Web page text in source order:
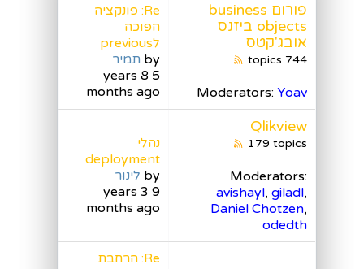
פורום business
objects ביזנס
אובג'קטס
744 topics
Moderators: Yoav
Re: פונקציה
הפוכה
לprevious
by תמיר
5 years 8
months ago
Qlikview
179 topics
Moderators:
avishayl, giladl,
Daniel Chotzen,
odedth
נהלי
deployment
by לינוּר
9 years 3
months ago
Re: הרחבת